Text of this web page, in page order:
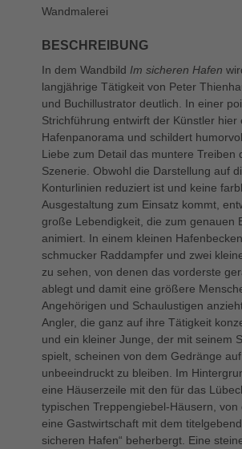
Wandmalerei
BESCHREIBUNG
In dem Wandbild Im sicheren Hafen
langjährige Tätigkeit von Peter
und Buchillustrator deutlich. In einer
Strichführung entwirft der Künstler hier
Hafenpanorama und schildert
Liebe zum Detail das muntere Treiben
Szenerie. Obwohl die Darstellung auf
Konturlinien reduziert ist und keine
Ausgestaltung zum Einsatz kommt,
große Lebendigkeit, die zum genauen
animiert. In einem kleinen
schmucker Raddampfer und zwei
zu sehen, von denen das vorderste
ablegt und damit eine größere
Angehörigen und Schaulustigen
Angler, die ganz auf ihre Tätigkeit
und ein kleiner Junge, der mit seinem
spielt, scheinen von dem Gedränge
unbeeindruckt zu bleiben. Im
eine Häuserzeile mit den für das
typischen Treppengiebel-Häusern, von
eine Gastwirtschaft mit dem
sicheren Hafen“ beherbergt. Eine